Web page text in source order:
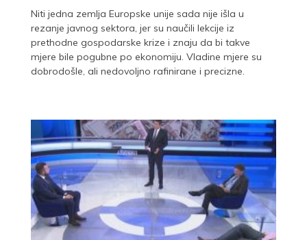
Niti jedna zemlja Europske unije sada nije išla u
rezanje javnog sektora, jer su naučili lekcije iz
prethodne gospodarske krize i znaju da bi takve
mjere bile pogubne po ekonomiju. Vladine mjere su
dobrodošle, ali nedovoljno rafinirane i precizne.